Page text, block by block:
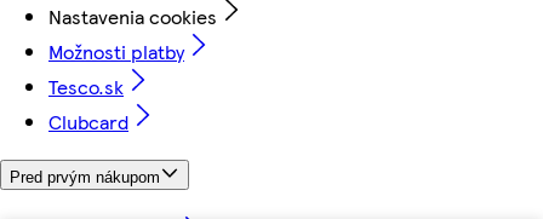
Nastavenia cookies
Možnosti platby
Tesco.sk
Clubcard
Pred prvým nákupom